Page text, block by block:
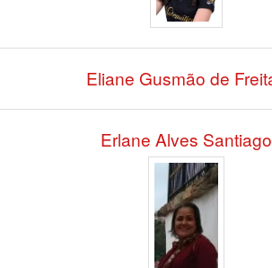
Eliane Gusmão de
Erlane Alves Santiago